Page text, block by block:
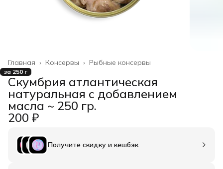
Рыбные консервы
Консервы ›
Главная ›
за 250 г
Скумбрия атлантическая
натуральная с добавлением
масла ~ 250 гр.
200 ₽
Получите скидку и кешбэк